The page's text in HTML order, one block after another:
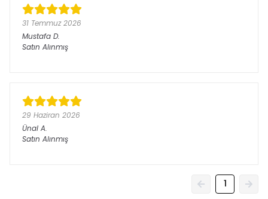
31 Temmuz 2026
Mustafa D.
Satın Alınmış
29 Haziran 2026
Ünal A.
Satın Alınmış
1